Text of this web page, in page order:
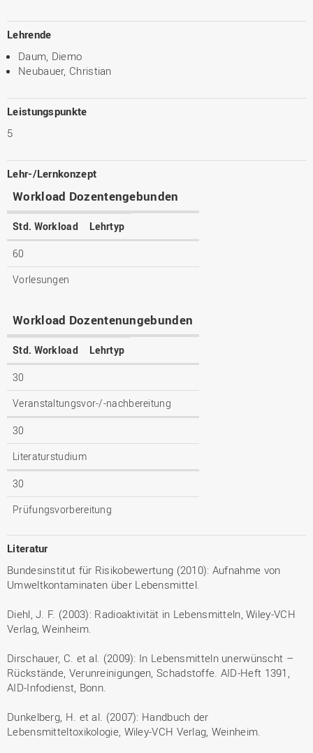
Lehrende
Daum, Diemo
Neubauer, Christian
Leistungspunkte
5
Lehr-/Lernkonzept
Workload Dozentengebunden
Std. Workload Lehrtyp
60
Vorlesungen
Workload Dozentenungebunden
Std. Workload Lehrtyp
30
Veranstaltungsvor-/-nachbereitung
30
Literaturstudium
30
Prüfungsvorbereitung
Literatur
Bundesinstitut für Risikobewertung (2010): Aufnahme von
Umweltkontaminaten über Lebensmittel.
Diehl, J. F. (2003): Radioaktivität in Lebensmitteln, Wiley-VCH
Verlag, Weinheim.
Dirschauer, C. et al. (2009): In Lebensmitteln unerwünscht –
Rückstände, Verunreinigungen, Schadstoffe. AID-Heft 1391,
AID-Infodienst, Bonn.
Dunkelberg, H. et al. (2007): Handbuch der
Lebensmitteltoxikologie, Wiley-VCH Verlag, Weinheim.